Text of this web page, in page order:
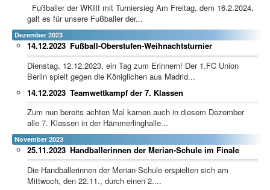
Fußballer der WKIII mit Turniersieg Am Freitag, dem 16.2.2024,
galt es für unsere Fußballer der...
Dezember 2023
Fußball-Oberstufen-Weihnachtsturnier
14.12.2023
Dienstag, 12.12.2023, ein Tag zum Erinnern! Der 1.FC Union
Berlin spielt gegen die Königlichen aus Madrid...
Teamwettkampf der 7. Klassen
14.12.2023
Zum nun bereits achten Mal kamen auch in diesem Dezember
alle 7. Klassen in der Hämmerlinghalle...
November 2023
Handballerinnen der Merian-Schule im Finale
25.11.2023
Die Handballerinnen der Merian-Schule erspielten sich am
Mittwoch, den 22.11., durch einen 2....